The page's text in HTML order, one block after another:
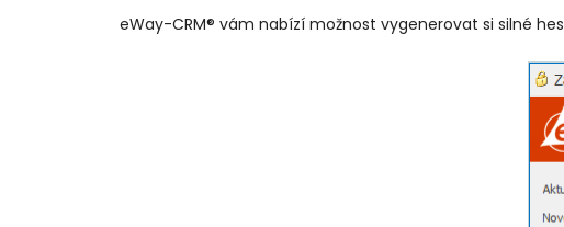
eWay-CRM® vám nabízí možnost vygenerovat si silné